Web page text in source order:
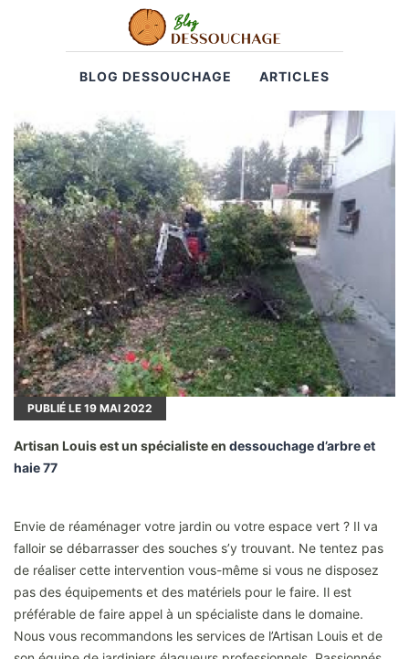
BLOG DESSOUCHAGE ARTICLES
PUBLIÉ LE 19 MAI 2022
Artisan Louis est un spécialiste en dessouchage d’arbre et
haie 77
Envie de réaménager votre jardin ou votre espace vert ? Il va
falloir se débarrasser des souches s’y trouvant. Ne tentez pas
de réaliser cette intervention vous-même si vous ne disposez
pas des équipements et des matériels pour le faire. Il est
préférable de faire appel à un spécialiste dans le domaine.
Nous vous recommandons les services de l’Artisan Louis et de